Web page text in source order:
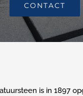
CONTACT
is in 1897